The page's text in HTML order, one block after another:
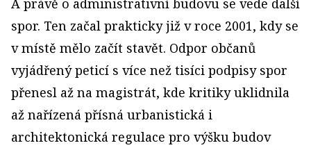
A právě o administrativní budovu se vede další
spor. Ten začal prakticky již v roce 2001, kdy se
v místě mělo začít stavět. Odpor občanů
vyjádřený peticí s více než tisíci podpisy spor
přenesl až na magistrát, kde kritiky uklidnila
až nařízená přísná urbanistická i
architektonická regulace pro výšku budov